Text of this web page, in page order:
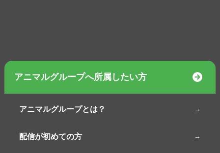
アニマルグループへ所属したい方
アニマルグループとは？
配信が初めての方